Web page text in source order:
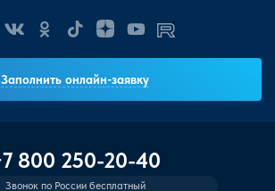
Заполнить онлайн-заявку
800 250-20-40
Звонок по России бесплатный